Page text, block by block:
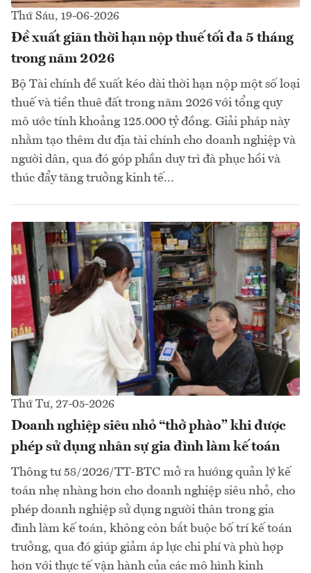
Thứ Sáu, 19-06-2026
Đề xuất giãn thời hạn nộp thuế tối đa 5 tháng
trong năm 2026
Bộ Tài chính đề xuất kéo dài thời hạn nộp một số loại
thuế và tiền thuê đất trong năm 2026 với tổng quy
mô ước tính khoảng 125.000 tỷ đồng. Giải pháp này
nhằm tạo thêm dư địa tài chính cho doanh nghiệp và
người dân, qua đó góp phần duy trì đà phục hồi và
thúc đẩy tăng trưởng kinh tế...
Thứ Tư, 27-05-2026
Doanh nghiệp siêu nhỏ “thở phào” khi được
phép sử dụng nhân sự gia đình làm kế toán
Thông tư 58/2026/TT-BTC mở ra hướng quản lý kế
toán nhẹ nhàng hơn cho doanh nghiệp siêu nhỏ, cho
phép doanh nghiệp sử dụng người thân trong gia
đình làm kế toán, không còn bắt buộc bố trí kế toán
trưởng, qua đó giúp giảm áp lực chi phí và phù hợp
hơn với thực tế vận hành của các mô hình kinh